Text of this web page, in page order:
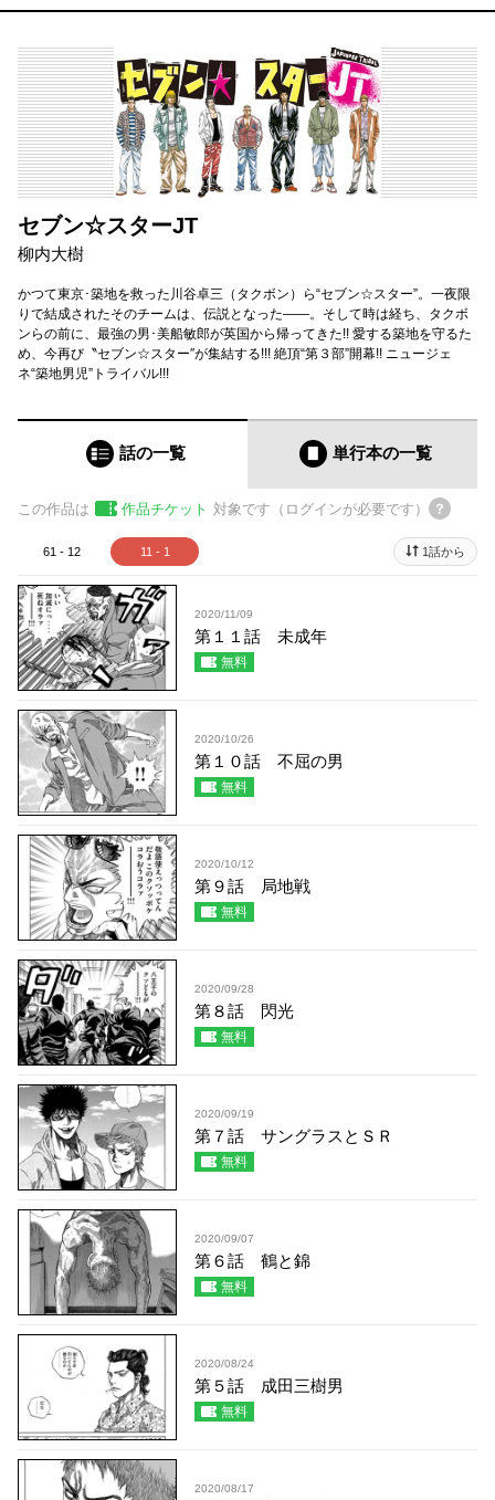
セブン☆スターJT
柳内大樹
かつて東京･築地を救った川谷卓三（タクボン）ら“セブン☆スター”。一夜限
りで結成されたそのチームは、伝説となった――。そして時は経ち、タクボ
ンらの前に、最強の男･美船敏郎が英国から帰ってきた!! 愛する築地を守るた
め、今再び〝セブン☆スター″が集結する!!! 絶頂“第３部”開幕!! ニュージェ
ネ“築地男児”トライバル!!!
話の一覧 単行本の一覧
この作品は 作品チケット 対象です（ログインが必要です）
61 - 12 11 - 1 1話から
2020/11/09
第１１話 未成年
無料
2020/10/26
第１０話 不屈の男
無料
2020/10/12
第９話 局地戦
無料
2020/09/28
第８話 閃光
無料
2020/09/19
第７話 サングラスとＳＲ
無料
2020/09/07
第６話 鶴と錦
無料
2020/08/24
第５話 成田三樹男
無料
2020/08/17